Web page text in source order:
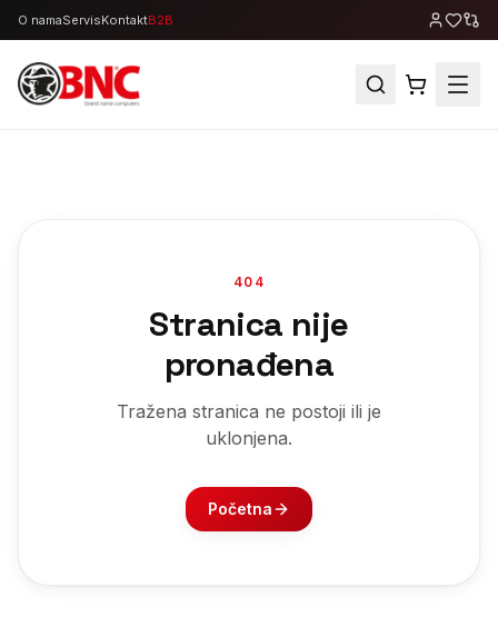
O namaServisKontaktB2B
404
Stranica nije
pronađena
Tražena stranica ne postoji ili je
uklonjena.
Početna